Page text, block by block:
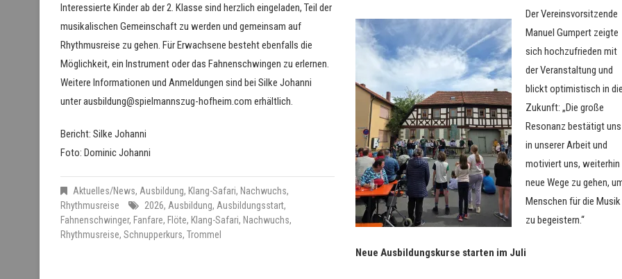
Interessierte Kinder ab der 2. Klasse sind herzlich eingeladen, Teil der
musikalischen Gemeinschaft zu werden und gemeinsam auf
Rhythmusreise zu gehen. Für Erwachsene besteht ebenfalls die
Möglichkeit, ein Instrument oder das Fahnenschwingen zu erlernen.
Weitere Informationen und Anmeldungen sind bei Silke Johanni
unter ausbildung@spielmannszug-hofheim.com erhältlich.
Bericht: Silke Johanni
Foto: Dominic Johanni
Aktuelles/News, Ausbildung, Klang-Safari, Nachwuchs,
Rhythmusreise
2026, Ausbildung, Ausbildungsstart,
Fahnenschwinger, Fanfare, Flöte, Klang-Safari, Nachwuchs,
Rhythmusreise, Schnupperkurs, Trommel
Der Vereinsvorsitzende
Manuel Gumpert zeigte
sich hochzufrieden mit
der Veranstaltung und
blickt optimistisch in
Zukunft: „Die große
Resonanz bestätigt uns
in unserer Arbeit und
motiviert uns, weiterhin
neue Wege zu gehen,
Menschen für die Musik
zu begeistern.“
Neue Ausbildungskurse starten im Juli